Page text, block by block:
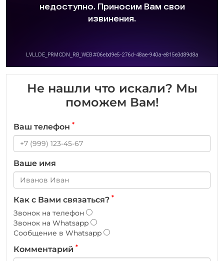
Не нашли что искали? Мы
поможем Вам!
Ваш телефон *
Ваше имя
Как с Вами связаться? *
Звонок на телефон
Звонок на Whatsapp
Сообщение в Whatsapp
Комментарий *